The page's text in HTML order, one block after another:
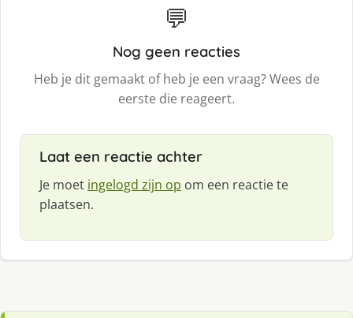
💬
Nog geen reacties
Heb je dit gemaakt of heb je een vraag? Wees de
eerste die reageert.
Laat een reactie achter
Je moet ingelogd zijn op om een reactie te
plaatsen.